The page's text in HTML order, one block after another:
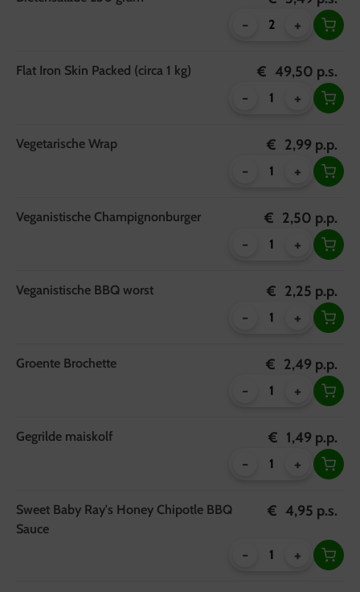
- +
Flat Iron Skin Packed (circa 1 kg) € 49,50 p.s.
- +
Vegetarische Wrap € 2,99 p.p.
- +
Veganistische Champignonburger € 2,50 p.p.
- +
Veganistische BBQ worst € 2,25 p.p.
- +
Groente Brochette € 2,49 p.p.
- +
Gegrilde maiskolf € 1,49 p.p.
- +
Sweet Baby Ray's Honey Chipotle BBQ
Sauce
€ 4,95 p.s.
- +